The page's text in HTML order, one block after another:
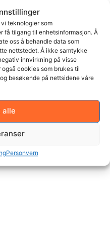
teknologier som
få tilgang til enhetsinformasjon. Å
oss å behandle data som
nettstedet. Å ikke samtykke
innvirkning på visse
cookies som brukes til
besøkende på nettsidene våre
alle
Personvern